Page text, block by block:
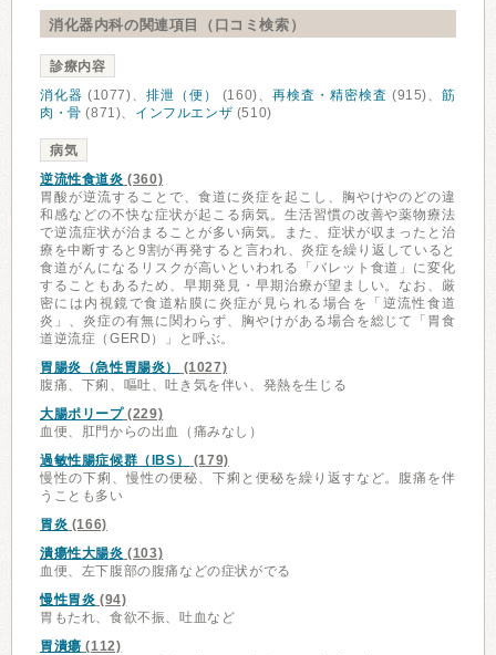
消化器内科の関連項目（口コミ検索）
診療内容
消化器 (1077)、 排泄（便） (160)、再検査・精密検査 (915)、筋
肉・骨 (871)、 インフルエンザ (510)
病気
逆流性食道炎 (360)
胃酸が逆流することで、食道に炎症を起こし、胸やけやのどの違
和感などの不快な症状が起こる病気。生活習慣の改善や薬物療法
で逆流症状が治まることが多い病気。また、症状が収まったと治
療を中断すると9割が再発すると言われ、炎症を繰り返していると
食道がんになるリスクが高いといわれる「バレット食道」に変化
することもあるため、早期発見・早期治療が望ましい。なお、厳
密には内視鏡で食道粘膜に炎症が見られる場合を「逆流性食道
炎」、炎症の有無に関わらず、胸やけがある場合を総じて「胃食
道逆流症（GERD）」と呼ぶ。
胃腸炎（急性胃腸炎）
(1027)
腹痛、下痢、嘔吐、吐き気を伴い、発熱を生じる
大腸ポリープ(229)
血便、肛門からの出血（痛みなし）
過敏性腸症候群（IBS）
(179)
慢性の下痢、慢性の便秘、下痢と便秘を繰り返すなど。腹痛を伴
うことも多い
胃炎 (166)
潰瘍性大腸炎 (103)
血便、左下腹部の腹痛などの症状がでる
慢性胃炎 (94)
胃もたれ、食欲不振、吐血など
胃潰瘍 (112)